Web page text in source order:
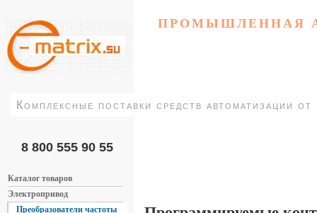
ПРОМЫШЛЕННАЯ
Комплексные поставки средств автоматизации
8 800 555 90 55
Каталог товаров
Электропривод
Преобразователи частоты